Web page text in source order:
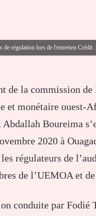
de régulation lors de l'entretien Crédit
de la commission de
et monétaire ouest-
Boureima
2020 à
régulateurs de
de l’UEMOA et
conduite par Fodié